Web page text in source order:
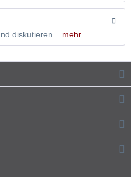
diskutieren...
mehr